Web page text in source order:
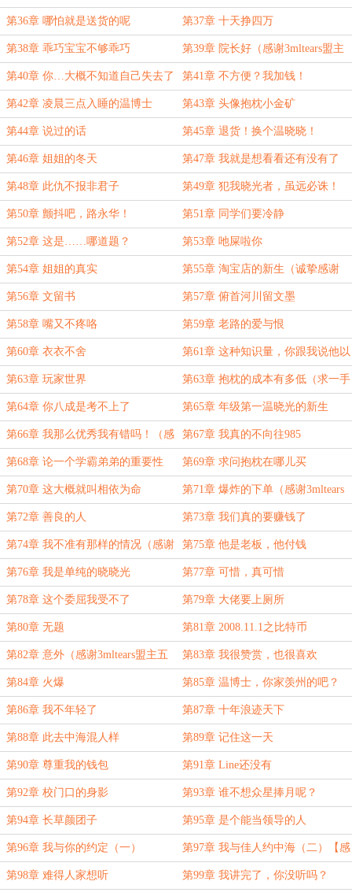
务（感谢3mltears盟主打赏）
第36章 哪怕就是送货的呢 第37章 十天挣四万
第38章 乖巧宝宝不够乖巧 第39章 院长好（感谢3mltears盟主
万赏）
第40章 你…大概不知道自己失去了
什么
第41章 不方便？我加钱！
第42章 凌晨三点入睡的温博士 第43章 头像抱枕小金矿
第44章 说过的话 第45章 退货！换个温晓晓！
第46章 姐姐的冬天 第47章 我就是想看看还有没有了
(感谢钟馗小号号盟主打赏)
第48章 此仇不报非君子 第49章 犯我晓光者，虽远必诛！
第50章 颤抖吧，路永华！ 第51章 同学们要冷静
第52章 这是……哪道题？ 第53章 吔屎啦你
第54章 姐姐的真实 第55章 淘宝店的新生（诚挚感谢
3lmtears盟主打赏）
第56章 文留书 第57章 俯首河川留文墨
第58章 嘴又不疼咯 第59章 老路的爱与恨
第60章 衣衣不舍 第61章 这种知识量，你跟我说他以
前成绩不好？
第63章 玩家世界 第63章 抱枕的成本有多低（求一手
推荐票吧～）
第64章 你八成是考不上了 第65章 年级第一温晓光的新生
第66章 我那么优秀我有错吗！（感
谢山水DF打赏盟主！）
第67章 我真的不向往985
第68章 论一个学霸弟弟的重要性 第69章 求问抱枕在哪儿买
第70章 这大概就叫相依为命 第71章 爆炸的下单（感谢3mltears
盟主万赏）
第72章 善良的人 第73章 我们真的要赚钱了
第74章 我不准有那样的情况（感谢
3mltears盟主万赏）
第75章 他是老板，他付钱
第76章 我是单纯的晓晓光 第77章 可惜，真可惜
第78章 这个委屈我受不了 第79章 大佬要上厕所
第80章 无题 第81章 2008.11.1之比特币
第82章 意外（感谢3mltears盟主五
万赏鼓励）
第83章 我很赞赏，也很喜欢
第84章 火爆 第85章 温博士，你家羡州的吧？
第86章 我不年轻了 第87章 十年浪迹天下
第88章 此去中海混人样 第89章 记住这一天
第90章 尊重我的钱包 第91章 Line还没有
第92章 校门口的身影 第93章 谁不想众星捧月呢？
第94章 长草颜团子 第95章 是个能当领导的人
第96章 我与你的约定（一） 第97章 我与佳人约中海（二）【感
谢3mltears盟主万赏】
第98章 难得人家想听 第99章 我讲完了，你没听吗？